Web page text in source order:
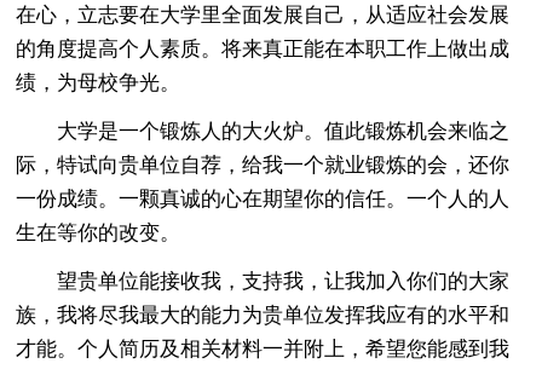
在心，立志要在大学里全面发展自己，从适应社会发展
的角度提高个人素质。将来真正能在本职工作上做出成
绩，为母校争光。
大学是一个锻炼人的大火炉。值此锻炼机会来临之
际，特试向贵单位自荐，给我一个就业锻炼的会，还你
一份成绩。一颗真诚的心在期望你的信任。一个人的人
生在等你的改变。
望贵单位能接收我，支持我，让我加入你们的大家
族，我将尽我最大的能力为贵单位发挥我应有的水平和
才能。个人简历及相关材料一并附上，希望您能感到我